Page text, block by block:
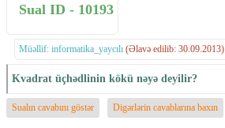
Sual ID - 10193
Müəllif: informatika_yaycılı (Əlavə edilib: 30.09.2013)
Kvadrat üçhədlinin kökü nəyə deyilir?
Sualın cavabını göstər Digərlərin cavablarına baxın